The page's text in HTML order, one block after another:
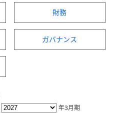
財務
ガバナンス
年3月期